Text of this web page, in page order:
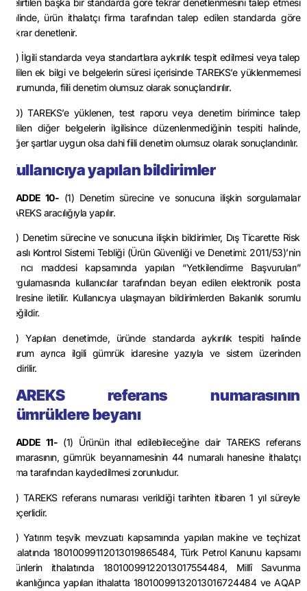
belirtilen başka bir standarda göre tekrar denetlenmesini talep etmesi
halinde, ürün ithalatçı firma tarafından talep edilen standarda göre
tekrar denetlenir.
(9) İlgili standarda veya standartlara aykırılık tespit edilmesi veya talep
edilen ek bilgi ve belgelerin süresi içerisinde TAREKS’e yüklenmemesi
durumunda, fiili denetim olumsuz olarak sonuçlandırılır.
(10) TAREKS’e yüklenen, test raporu veya denetim birimince talep
edilen diğer belgelerin ilgilisince düzenlenmediğinin tespiti halinde,
diğer şartlar uygun olsa dahi fiili denetim olumsuz olarak sonuçlandırılır.
Kullanıcıya yapılan bildirimler
MADDE 10- (1) Denetim sürecine ve sonucuna ilişkin sorgulamalar
TAREKS aracılığıyla yapılır.
(2) Denetim sürecine ve sonucuna ilişkin bildirimler, Dış Ticarette Risk
Esaslı Kontrol Sistemi Tebliği (Ürün Güvenliği ve Denetimi: 2011/53)’nin
6 ncı maddesi kapsamında yapılan “Yetkilendirme Başvuruları”
uygulamasında kullanıcılar tarafından beyan edilen elektronik posta
adresine iletilir. Kullanıcıya ulaşmayan bildirimlerden Bakanlık sorumlu
değildir.
(3) Yapılan denetimde, üründe standarda aykırılık tespiti halinde
durum ayrıca ilgili gümrük idaresine yazıyla ve sistem üzerinden
bildirilir.
TAREKS referans numarasının
gümrüklere beyanı
MADDE 11- (1) Ürünün ithal edilebileceğine dair TAREKS referans
numarasının, gümrük beyannamesinin 44 numaralı hanesine ithalatçı
firma tarafından kaydedilmesi zorunludur.
(2) TAREKS referans numarası verildiği tarihten itibaren 1 yıl süreyle
geçerlidir.
(3) Yatırım teşvik mevzuatı kapsamında yapılan makine ve teçhizat
ithalatında 18010099112013019865484, Türk Petrol Kanunu kapsamı
ürünlerin ithalatında 18010099122013017554484, Millî Savunma
Bakanlığınca yapılan ithalatta 18010099132013016724484 ve AQAP